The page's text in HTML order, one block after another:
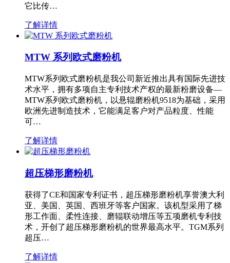
它比传…
了解详情
MTW 系列欧式磨粉机
MTW系列欧式磨粉机是我公司新近推出具有国际先进技
术水平，拥有多项自主专利技术产权的最新粉磨设备—
MTW系列欧式磨粉机，以悬辊磨粉机9518为基础，采用
欧洲先进制造技术，它能满足客户对产品粒度、性能
可…
了解详情
超压梯形磨粉机
获得了CE和国家专利证书，超压梯形磨粉机享誉澳大利
亚、美国、英国、西班牙等客户国家。该机型采用了梯
形工作面、柔性连接、磨辊联动增压等五项磨机专利技
术，开创了超压梯形磨粉机的世界最高水平。TGM系列
超压…
了解详情